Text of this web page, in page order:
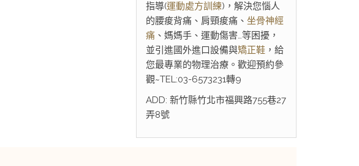
指導(運動處方訓練)，解決您惱人
的腰痠背痛、肩頸痠痛、 坐骨神經
痛、媽媽手、運動傷害…等困擾，
並引進國外進口設備與矯正鞋，給
您最專業的物理治療。歡迎預約參
觀~TEL:03-6573231轉9
ADD: 新竹縣竹北市福興路755巷27
弄8號